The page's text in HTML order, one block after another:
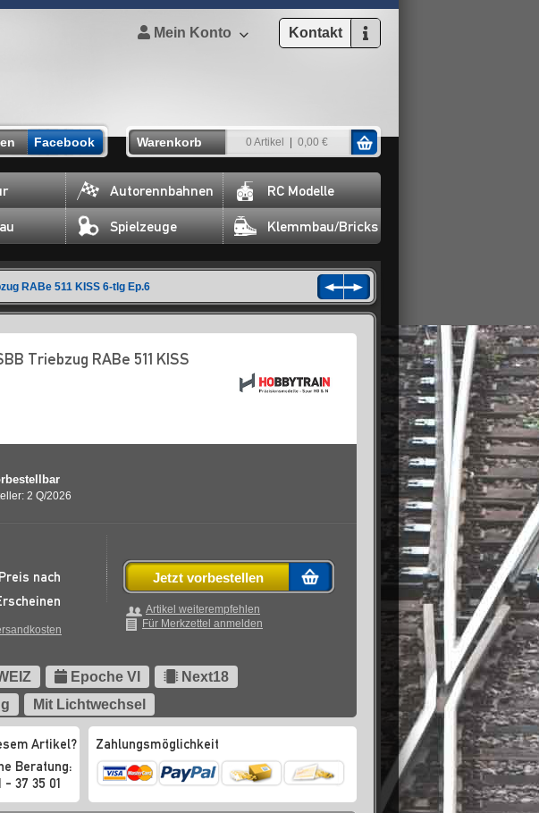
Mein Konto Kontakt
Facebook Warenkorb 0 Artikel 0,00 €
Autorennbahnen RC Modelle
Spielzeuge Klemmbau/Bricks
RABe 511 KISS 6-tlg Ep.6
Triebzug RABe 511 KISS
2 Q/2026
Preis nach
Jetzt vorbestellen
Artikel weiterempfehlen
Für Merkzettel anmelden
Epoche VI
Next18
Mit Lichtwechsel
Artikel?
Beratung:
- 37 35 01
Zahlungsmöglichkeit